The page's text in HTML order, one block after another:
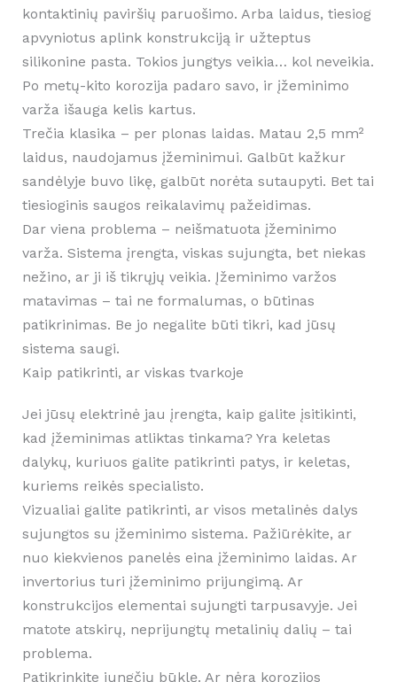
kontaktinių paviršių paruošimo. Arba laidus, tiesiog
apvyniotus aplink konstrukciją ir užteptus
silikonine pasta. Tokios jungtys veikia… kol neveikia.
Po metų-kito korozija padaro savo, ir įžeminimo
varža išauga kelis kartus.
Trečia klasika – per plonas laidas. Matau 2,5 mm²
laidus, naudojamus įžeminimui. Galbūt kažkur
sandėlyje buvo likę, galbūt norėta sutaupyti. Bet tai
tiesioginis saugos reikalavimų pažeidimas.
Dar viena problema – neišmatuota įžeminimo
varža. Sistema įrengta, viskas sujungta, bet niekas
nežino, ar ji iš tikrųjų veikia. Įžeminimo varžos
matavimas – tai ne formalumas, o būtinas
patikrinimas. Be jo negalite būti tikri, kad jūsų
sistema saugi.
Kaip patikrinti, ar viskas tvarkoje
Jei jūsų elektrinė jau įrengta, kaip galite įsitikinti,
kad įžeminimas atliktas tinkama? Yra keletas
dalykų, kuriuos galite patikrinti patys, ir keletas,
kuriems reikės specialisto.
Vizualiai galite patikrinti, ar visos metalinės dalys
sujungtos su įžeminimo sistema. Pažiūrėkite, ar
nuo kiekvienos panelės eina įžeminimo laidas. Ar
invertorius turi įžeminimo prijungimą. Ar
konstrukcijos elementai sujungti tarpusavyje. Jei
matote atskirų, neprijungtų metalinių dalių – tai
problema.
Patikrinkite jungčių būklę. Ar nėra korozijos